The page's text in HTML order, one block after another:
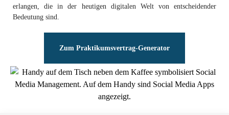
erlangen, die in der heutigen digitalen Welt von entscheidender
Bedeutung sind.
Zum Praktikumsvertrag-Generator